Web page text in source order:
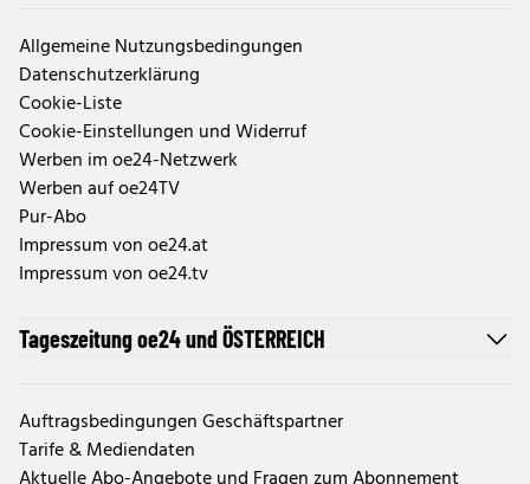
Allgemeine Nutzungsbedingungen
Datenschutzerklärung
Cookie-Liste
Cookie-Einstellungen und Widerruf
Werben im oe24-Netzwerk
Werben auf oe24TV
Pur-Abo
Impressum von oe24.at
Impressum von oe24.tv
Tageszeitung oe24 und ÖSTERREICH
Auftragsbedingungen Geschäftspartner
Tarife & Mediendaten